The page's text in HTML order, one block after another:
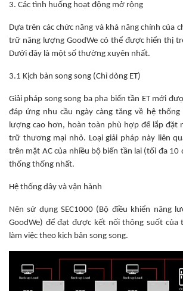
3. Các tình huống hoạt động mở rộng
Dựa trên các chức năng và khả năng chính của
trữ năng lượng GoodWe có thể được hiển thị
Dưới đây là một số thường xuyên nhất.
3.1 Kịch bản song song (Chỉ dòng ET)
Giải pháp song song ba pha biến tần ET mới
đáp ứng nhu cầu ngày càng tăng về hệ
lượng cao hơn, hoàn toàn phù hợp để lắp đặt
trữ thương mại nhỏ. Loại giải pháp này liên
trên mặt AC của nhiều bộ biến tần lai (tối đa
thống thống nhất.
Hệ thống dây và vận hành
Nên sử dụng SEC1000 (Bộ điều khiển năng
GoodWe) để đạt được kết nối thông suốt của
làm việc theo kịch bản song song.